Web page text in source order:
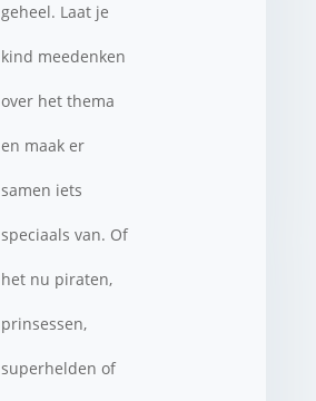
geheel. Laat je
kind meedenken
over het thema
en maak er
samen iets
speciaals van. Of
het nu piraten,
prinsessen,
superhelden of